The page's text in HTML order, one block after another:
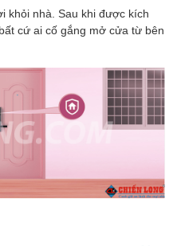
khỏi nhà. Sau khi được kích
cứ ai cố gắng mở cửa từ bên